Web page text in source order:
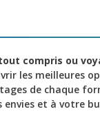
compris ou
les meilleures
de chaque
envies et à votre